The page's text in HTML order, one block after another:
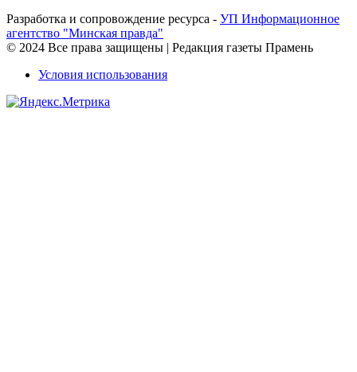
Разработка и сопровождение ресурса - УП Информационное
агентство "Минская правда"
© 2024 Все права защищены | Редакция газеты Прамень
Условия использования